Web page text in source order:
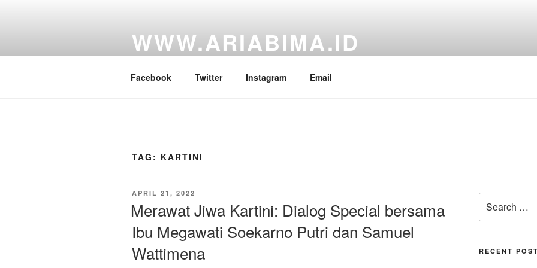
WWW.ARIABIMA.ID
Facebook Twitter Instagram Email
TAG: KARTINI
POSTED
APRIL 21, 2022
Merawat Jiwa Kartini: Dialog Special bersama
Ibu Megawati Soekarno Putri dan Samuel
Wattimena
for:
RECENT